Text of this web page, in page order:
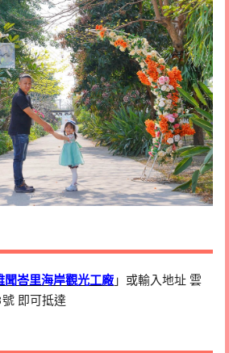
聞峇里海岸觀光工廠 」或輸入地址 雲
即可抵達